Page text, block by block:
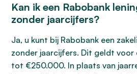
Kan ik een Rabobank
zonder jaarcijfers?
Ja, u kunt bij Rabobank een
zonder jaarcijfers. Dit geldt voor
tot €250.000. In plaats van